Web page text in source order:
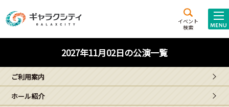
イベント
検索
施設案内
西新井
文化ホール
ギャラクシティとは
2027年11月02日の公演一覧
ご利用案内
ホール紹介